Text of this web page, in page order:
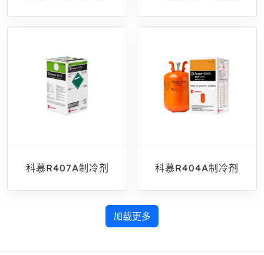
科慕R407A制冷剂 科慕R404A制冷剂
加载更多